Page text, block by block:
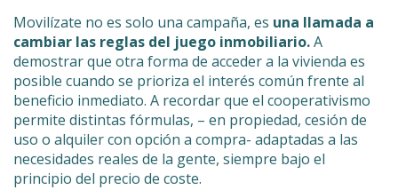
Movilízate no es solo una campaña, es una llamada a
cambiar las reglas del juego inmobiliario.A
demostrar que otra forma de acceder a la vivienda es
posible cuando se prioriza el interés común frente al
beneficio inmediato. A recordar que el cooperativismo
permite distintas fórmulas, – en propiedad, cesión de
uso o alquiler con opción a compra- adaptadas a las
necesidades reales de la gente, siempre bajo el
principio del precio de coste.